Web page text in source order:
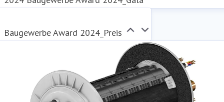
Baugewerbe Award 2024_Preis